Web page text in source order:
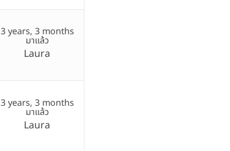
3 years, 3 months
มาแล้ว
Laura
3 years, 3 months
มาแล้ว
Laura